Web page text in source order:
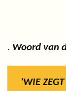
. Woord van
'WIE